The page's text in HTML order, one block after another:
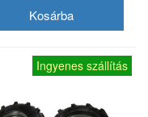
Ingyenes szállítás